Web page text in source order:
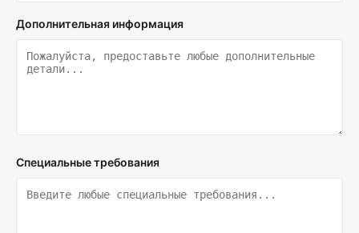
Дополнительная информация
Специальные требования